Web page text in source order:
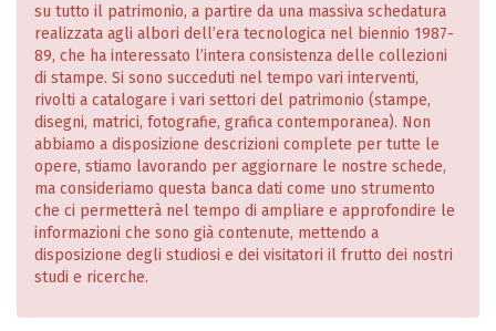
su tutto il patrimonio, a partire da una massiva schedatura
realizzata agli albori dell’era tecnologica nel biennio 1987-
89, che ha interessato l’intera consistenza delle collezioni
di stampe. Si sono succeduti nel tempo vari interventi,
rivolti a catalogare i vari settori del patrimonio (stampe,
disegni, matrici, fotografie, grafica contemporanea). Non
abbiamo a disposizione descrizioni complete per tutte le
opere, stiamo lavorando per aggiornare le nostre schede,
ma consideriamo questa banca dati come uno strumento
che ci permetterà nel tempo di ampliare e approfondire le
informazioni che sono già contenute, mettendo a
disposizione degli studiosi e dei visitatori il frutto dei nostri
studi e ricerche.